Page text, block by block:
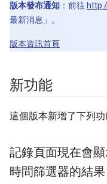
版本發布通知 ：前往
最新消息」
。
版本資訊首頁
新功能
這個版本新增了下列功
記錄頁面現在會
時間篩選器的結果